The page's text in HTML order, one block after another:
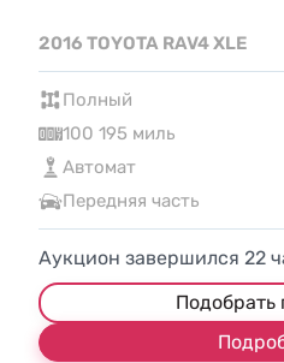
2016 TOYOTA RAV4 XLE
Полный
100 195 миль
Автомат
Передняя часть
Аукцион завершился 22
Подобрать